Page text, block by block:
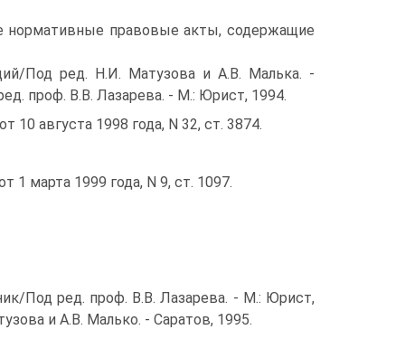
нормативные правовые акты, содержащие
Под ред. Н.И. Матузова и А.В. Малька. -
проф. В.В. Лазарева. - М.: Юрист, 1994.
августа 1998 года, N 32, ст. 3874.
1 марта 1999 года, N 9, ст. 1097.
Под ред. проф. В.В. Лазарева. - М.: Юрист,
и А.В. Малько. - Саратов, 1995.